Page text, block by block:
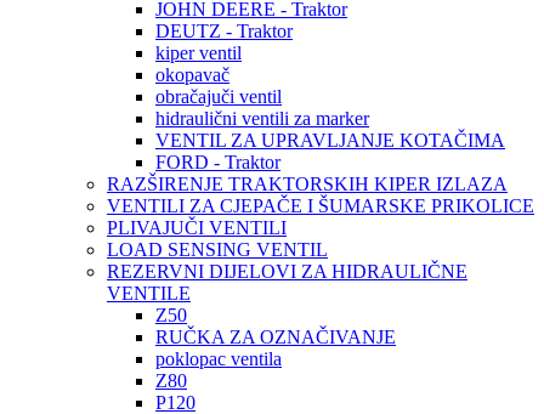
JOHN DEERE - Traktor
DEUTZ - Traktor
kiper ventil
okopavač
obračajuči ventil
hidraulični ventili za marker
VENTIL ZA UPRAVLJANJE KOTAČIMA
FORD - Traktor
RAZŠIRENJE TRAKTORSKIH KIPER IZLAZA
VENTILI ZA CJEPAČE I ŠUMARSKE PRIKOLICE
PLIVAJUČI VENTILI
LOAD SENSING VENTIL
REZERVNI DIJELOVI ZA HIDRAULIČNE
VENTILE
Z50
RUČKA ZA OZNAČIVANJE
poklopac ventila
Z80
P120